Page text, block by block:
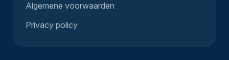
Algemene voorwaarden
Privacy policy